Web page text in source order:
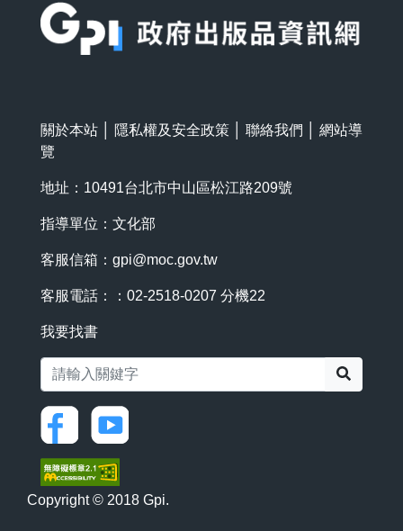
關於本站 隱私權及安全政策 聯絡我們
網站導
覽
地址：10491台北市中山區松江路209號
指導單位：文化部
客服信箱： gpi@moc.gov.tw
客服電話：：02-2518-0207 分機22
我要找書
Copyright © 2018 Gpi.